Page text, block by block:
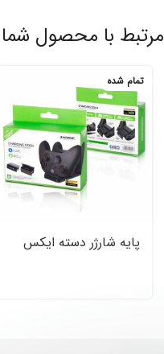
مرتبط با محصول شما
تمام شده
پایه شارژر دسته ایکس